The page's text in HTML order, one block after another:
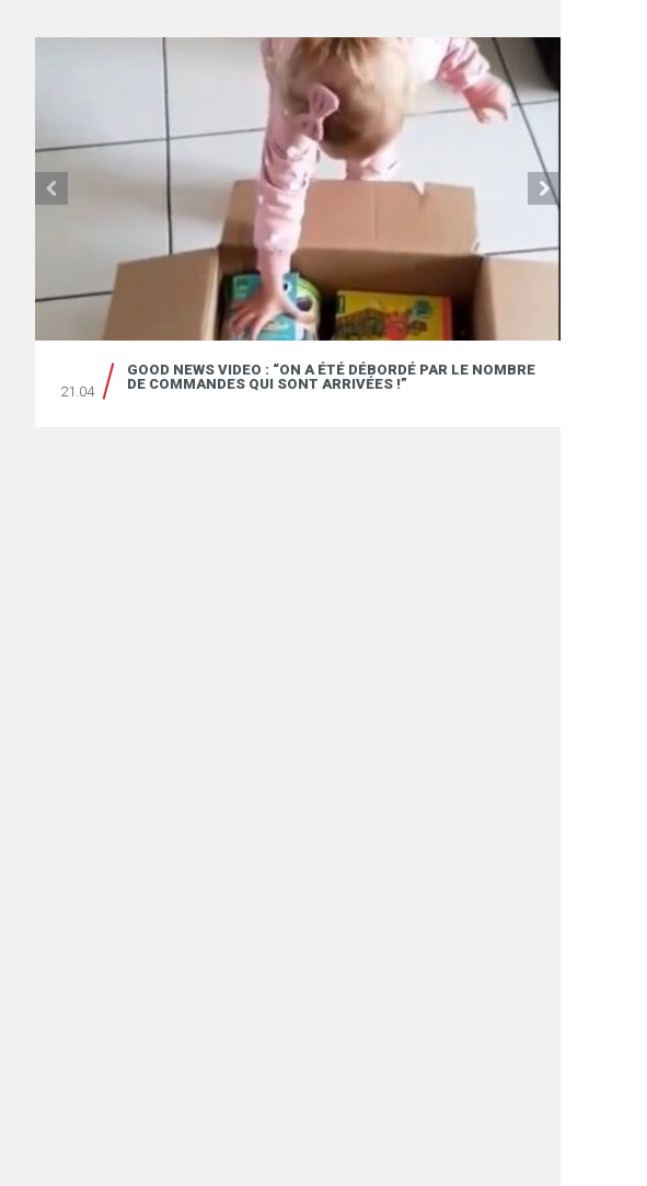
21.04
GOOD NEWS VIDEO : “ON A ÉTÉ DÉBORDÉ PAR LE NOMBRE
DE COMMANDES QUI SONT ARRIVÉES !”